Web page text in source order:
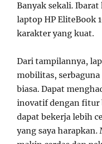
Banyak sekali.
laptop HP EliteBook
karakter yang kuat.
Dari tampilannya,
mobilitas,
biasa. Dapat
inovatif dengan fitur
dapat bekerja lebih
yang saya